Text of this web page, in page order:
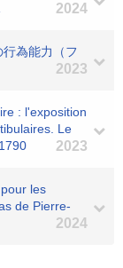
2024
為能力（フ
2023
: l'exposition
Le
2023
les
de Pierre-
2024